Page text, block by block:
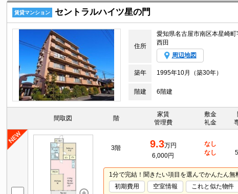
賃貸マンション セントラルハイツ星の門
住所
愛知県名古屋市南区本星崎町
西田
周辺地図
築年 1995年10月（築30年）
階建 6階建
間取図 階
家賃
管理費
敷金
礼金
3階 9.3万円
6,000円
なし
なし
1分で完結！聞きたい項目を選んでかんたん無
初期費用
空室情報 これと似た物件